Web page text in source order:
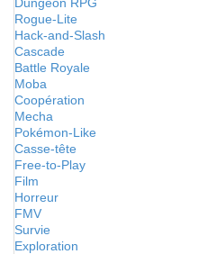
Rogue-Lite
Hack-and-Slash
Cascade
Battle Royale
Moba
Coopération
Mecha
Pokémon-Like
Casse-tête
Free-to-Play
Film
Horreur
FMV
Survie
Exploration